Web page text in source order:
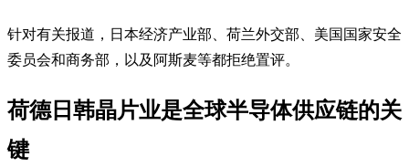
针对有关报道，日本经济产业部、荷兰外交部、美国国家安全
委员会和商务部，以及阿斯麦等都拒绝置评。
荷德日韩晶片业是全球半导体供应链的关
键